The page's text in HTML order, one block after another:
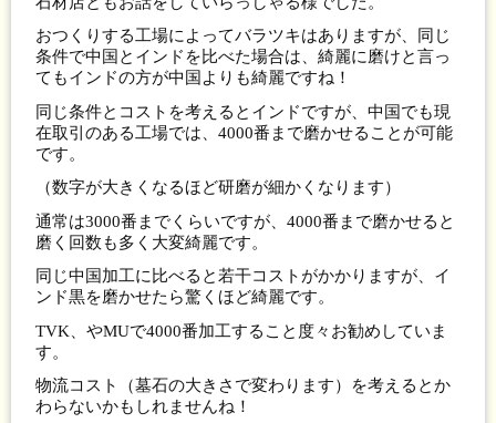
おつくりする工場によってバラツキはありますが、同じ
条件で中国とインドを比べた場合は、綺麗に磨けと言っ
てもインドの方が中国よりも綺麗ですね！
同じ条件とコストを考えるとインドですが、中国でも現
在取引のある工場では、4000番まで磨かせることが可能
です。
（数字が大きくなるほど研磨が細かくなります）
通常は3000番までくらいですが、4000番まで磨かせると
磨く回数も多く大変綺麗です。
同じ中国加工に比べると若干コストがかかりますが、イ
ンド黒を磨かせたら驚くほど綺麗です。
TVK、やMUで4000番加工すること度々お勧めしていま
す。
物流コスト（墓石の大きさで変わります）を考えるとか
わらないかもしれませんね！